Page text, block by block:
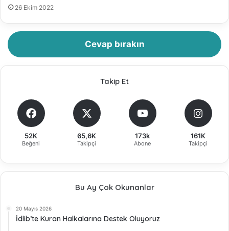
26 Ekim 2022
Cevap bırakın
Takip Et
52K
Beğeni
65,6K
Takipçi
173k
Abone
161K
Takipçi
Bu Ay Çok Okunanlar
20 Mayıs 2026
İdlib’te Kuran Halkalarına Destek Oluyoruz